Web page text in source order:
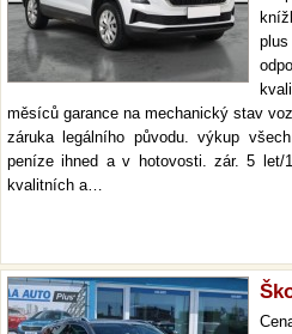
měsíců garance na mechanický stav
záruka legálního původu. výkup
peníze ihned a v hotovosti. zár. 5 let/
kvalitních a…